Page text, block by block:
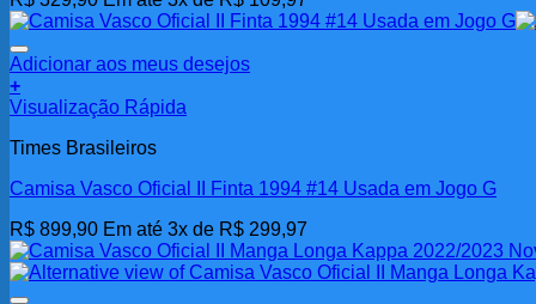
Adicionar aos meus desejos
+
Visualização Rápida
Times Brasileiros
Camisa Vasco Oficial II Finta 1994 #14 Usada em Jogo G
R$ 899,90 Em até 3x de R$ 299,97